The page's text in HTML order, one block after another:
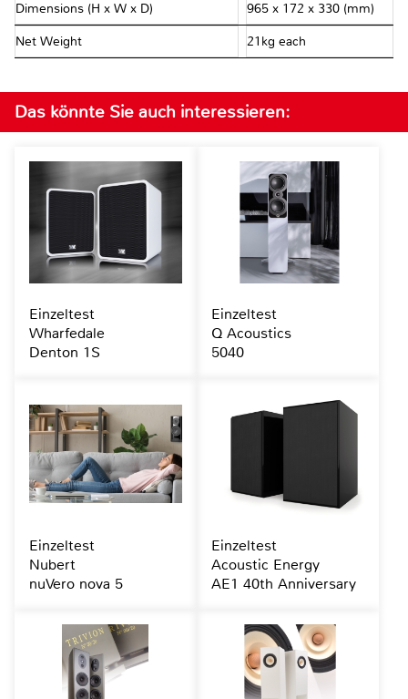
Dimensions (H x W x D) 965 x 172 x 330 (mm)
Net Weight 21kg each
Das könnte Sie auch interessieren:
Einzeltest
Wharfedale
Denton 1S
Einzeltest
Q Acoustics
5040
Einzeltest
Nubert
nuVero nova 5
Einzeltest
Acoustic Energy
AE1 40th Anniversary